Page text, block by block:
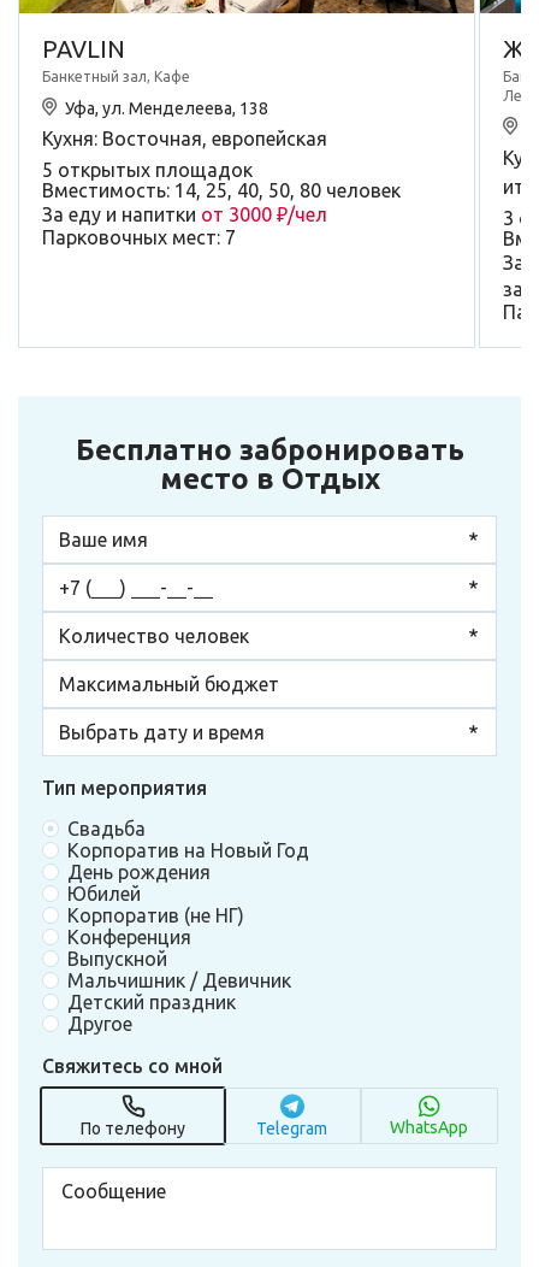
PAVLIN
Банкетный зал, Кафе
Уфа, ул. Менделеева, 138
Кухня: Восточная, европейская
5 открытых площадок
Вместимость: 14, 25, 40, 50, 80 человек
За еду и напитки от 3000 ₽/чел
Парковочных мест: 7
3
За
Бесплатно забронировать
место в Отдых
Тип мероприятия
Свадьба
Корпоратив на Новый Год
День рождения
Юбилей
Корпоратив (не НГ)
Конференция
Выпускной
Мальчишник / Девичник
Детский праздник
Другое
Свяжитесь со мной
По телефону Telegram WhatsApp